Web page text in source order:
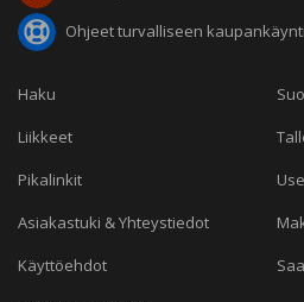
Ohjeet turvalliseen
Haku
Liikkeet
Pikalinkit
Asiakastuki & Yhteystiedot
Käyttöehdot